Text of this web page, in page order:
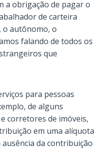
a obrigação de pagar o
de carteira
o autônomo, o
falando de todos os
que
para pessoas
de alguns
corretores de imóveis,
em uma alíquota
da contribuição